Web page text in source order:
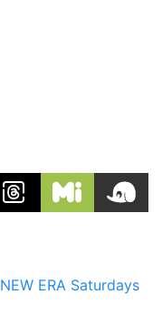
NEW ERA Saturdays